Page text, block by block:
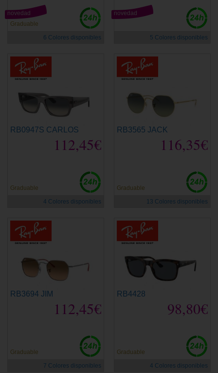
Graduable
novedad
6 Colores disponibles
novedad
5 Colores disponibles
RB0947S CARLOS
112,45€
Graduable
4 Colores disponibles
RB3565 JACK
116,35€
Graduable
13 Colores disponibles
RB3694 JIM
112,45€
Graduable
7 Colores disponibles
RB4428
98,80€
Graduable
4 Colores disponibles